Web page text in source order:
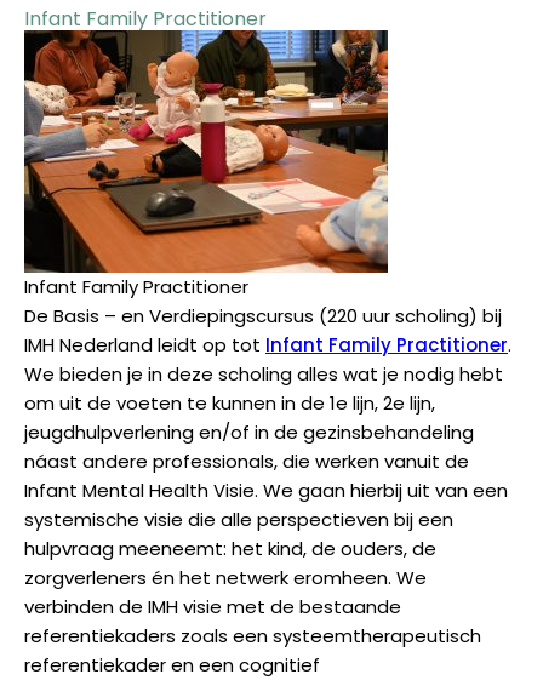
Infant Family Practitioner
Infant Family Practitioner
De Basis – en Verdiepingscursus (220 uur scholing) bij
IMH Nederland leidt op tot Infant Family Practitioner.
We bieden je in deze scholing alles wat je nodig hebt
om uit de voeten te kunnen in de 1e lijn, 2e lijn,
jeugdhulpverlening en/of in de gezinsbehandeling
náast andere professionals, die werken vanuit de
Infant Mental Health Visie. We gaan hierbij uit van een
systemische visie die alle perspectieven bij een
hulpvraag meeneemt: het kind, de ouders, de
zorgverleners én het netwerk eromheen. We
verbinden de IMH visie met de bestaande
referentiekaders zoals een systeemtherapeutisch
referentiekader en een cognitief